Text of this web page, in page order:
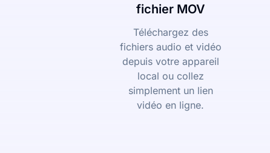
fichier MOV
Téléchargez des
fichiers audio et vidéo
depuis votre appareil
local ou collez
simplement un lien
vidéo en ligne.